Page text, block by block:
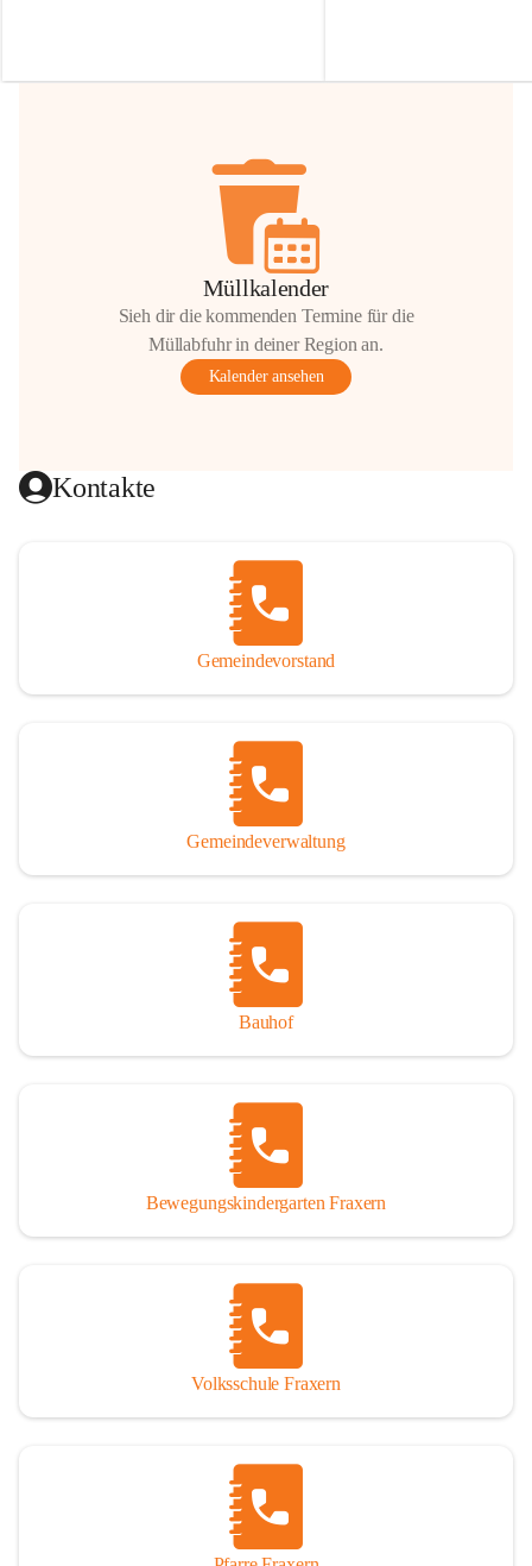
Hilfsbereitschaft!
Müllkalender
Sieh dir die kommenden Termine für die
Müllabfuhr in deiner Region an.
Kalender ansehen
Kontakte
Gemeindevorstand
Gemeindeverwaltung
Bauhof
Bewegungskindergarten Fraxern
Volksschule Fraxern